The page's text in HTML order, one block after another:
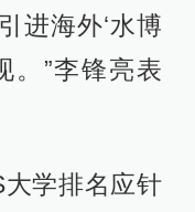
进海外‘水博
。”李锋亮表
学排名应针